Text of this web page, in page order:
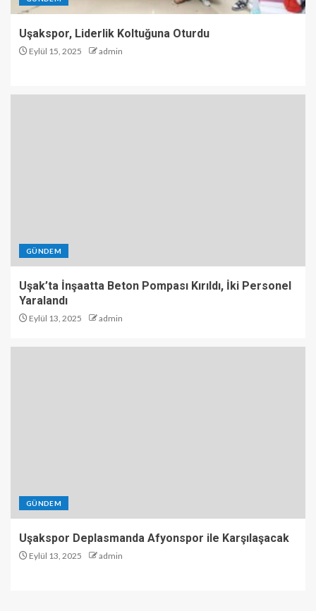
Uşakspor, Liderlik Koltuğuna Oturdu
Eylül 15, 2025 admin
GÜNDEM
Uşak’ta İnşaatta Beton Pompası Kırıldı, İki Personel
Yaralandı
Eylül 13, 2025 admin
GÜNDEM
Uşakspor Deplasmanda Afyonspor ile Karşılaşacak
Eylül 13, 2025 admin